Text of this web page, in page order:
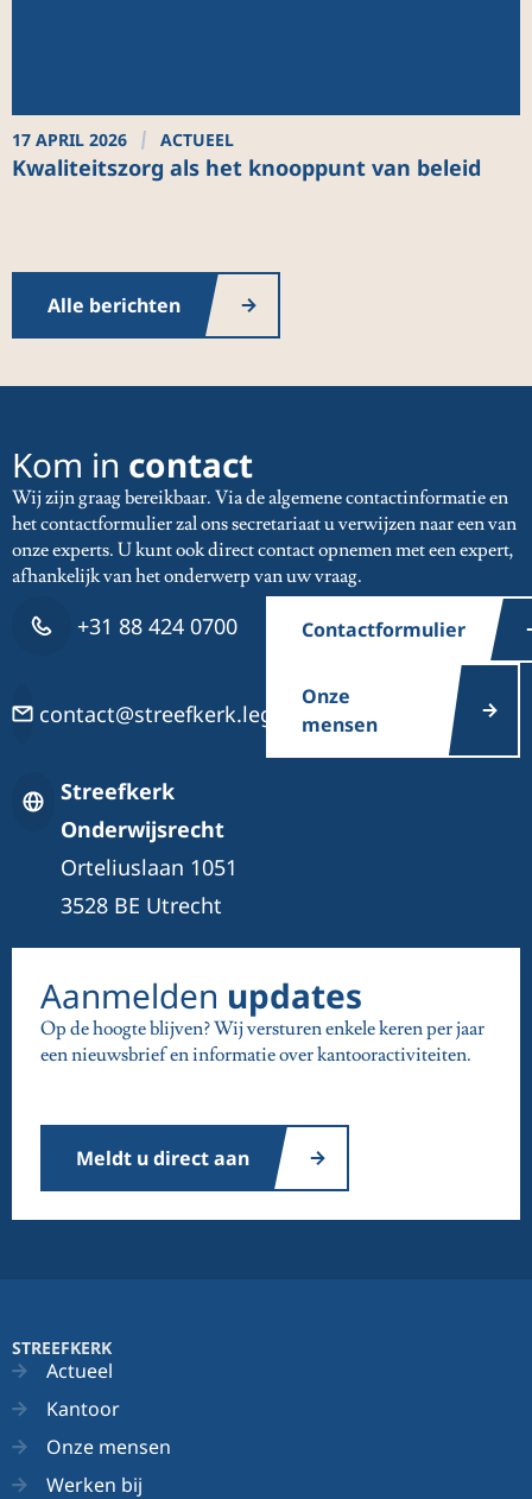
17 APRIL 2026 ACTUEEL
Kwaliteitszorg als het knooppunt van beleid
Alle berichten
Kom in contact
Wij zijn graag bereikbaar. Via de algemene contactinformatie en
het contactformulier zal ons secretariaat u verwijzen naar een van
onze experts. U kunt ook direct contact opnemen met een expert,
afhankelijk van het onderwerp van uw vraag.
+31 88 424 0700
contact@streefkerk.legal
Streefkerk
Onderwijsrecht
Orteliuslaan 1051
3528 BE Utrecht
Contactformulier
Onze
mensen
Aanmelden updates
Op de hoogte blijven? Wij versturen enkele keren per jaar
een nieuwsbrief en informatie over kantooractiviteiten.
Meldt u direct aan
STREEFKERK
Actueel
Kantoor
Onze mensen
Werken bij